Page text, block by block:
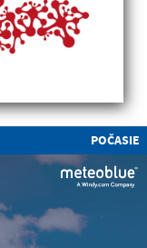
POČASIE